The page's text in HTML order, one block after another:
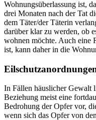
Wohnungsüberlassung ist,
drei Monaten nach der Tat
dem Täter/der Täterin
darüber klar zu werden, ob
wohnen möchte. Auch eine
ist, kann daher in die
In Fällen häuslicher Gewalt
Beziehung meist eine
Bedrohung der Opfer vor,
wenn sich das Opfer von